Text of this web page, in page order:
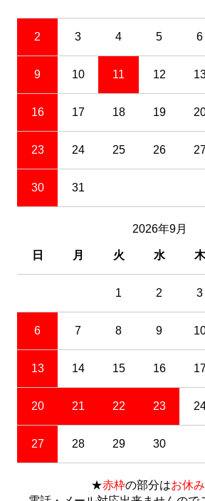
2 3 4 5 6
9 10 11 12
16 17 18 19
23 24 25 26
30 31
2026年9月
日 月 火 水 木
1 2 3
6 7 8 9
13 14 15 16
20 21 22 23
27 28 29 30
★赤枠の部分はお休み